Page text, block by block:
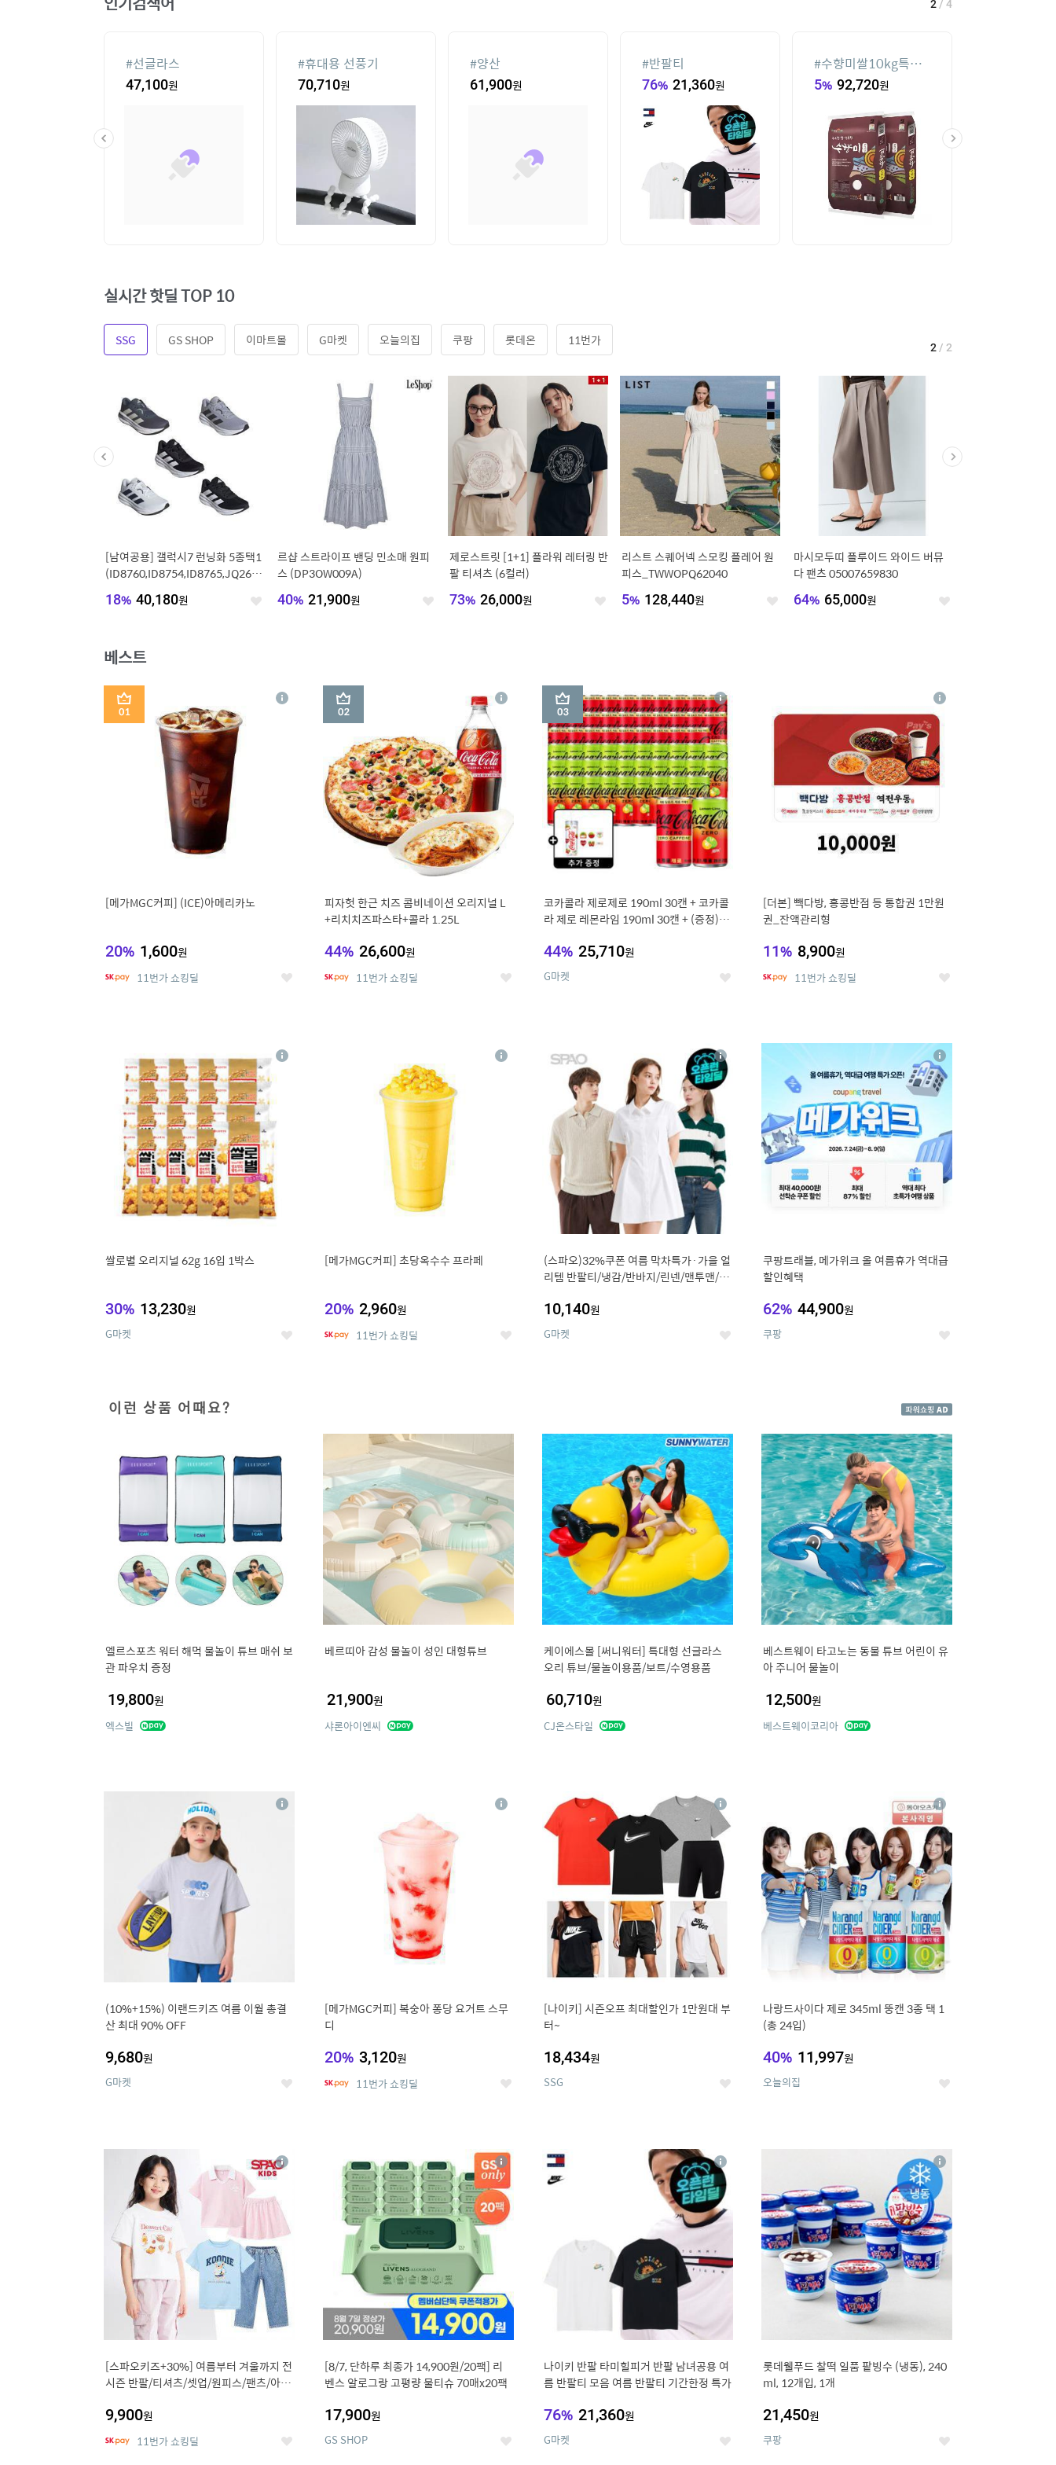
#선글라스
47,100원
#휴대용 선풍기
70,710원
#양산
61,900원
#반팔티
76% 21,360원
#수향미쌀10kg특등
급
5% 92,720원
2 / 4
실시간 핫딜 TOP 10
SSG GS SHOP 이마트몰 G마켓 오늘의집 쿠팡 롯데온 11번가
[남여공용] 갤럭시7 런닝화 5종택1
(ID8760,ID8754,ID8765,JQ262
18% 40,180원 좋
르샵 스트라이프 밴딩 민소매 원피
스 (DP3OW009A)
40% 21,900원 좋
제로스트릿 [1+1] 플라워 레터링 반
팔 티셔츠 (6컬러)
73% 26,000원 좋
리스트 스퀘어넥 스모킹 플레어 원
피스_TWWOPQ62040
5% 128,440원 좋
마시모두띠 플루이드 와이드 버뮤
다 팬츠 05007659830
64% 65,000원 좋
2 / 2
베스트
1
[메가MGC커피] (ICE)아메리카노
20% 1,600원
11번가 쇼킹딜 좋
상
2
피자헛 한근 치즈 콤비네이션 오리지널 L
+리치치즈파스타+콜라 1.25L
44% 26,600원
11번가 쇼킹딜 좋
상
3
코카콜라 제로제로 190ml 30캔 + 코카콜
라 제로 레몬라임 190ml 30캔 + (증정) 콜
44% 25,710원
G마켓 좋
상
세
[더본] 빽다방, 홍콩반점 등 통합권 1만원
권_잔액관리형
11% 8,900원
11번가 쇼킹딜 좋
상
세
쌀로별 오리지널 62g 16입 1박스
30% 13,230원
G마켓 좋
상
[메가MGC커피] 초당옥수수 프라페
20% 2,960원
11번가 쇼킹딜 좋
상
(스파오)32%쿠폰 여름 막차특가·가을 얼
리템 반팔티/냉감/반바지/린넨/맨투맨/슬
10,140원
G마켓 좋
상
세
8
쿠팡트래블, 메가위크 올 여름휴가 역대급
할인혜택
62% 44,900원
쿠팡 좋
상
세
이런 상품 어때요?
엘르스포츠 워터 해먹 물놀이 튜브 매쉬 보
관 파우치 증정
19,800원
엑스빌
베르띠아 감성 물놀이 성인 대형튜브
21,900원
샤론아이엔씨
케이에스몰 [써니워터] 특대형 선글라스
오리 튜브/물놀이용품/보트/수영용품
60,710원
CJ온스타일
베스트웨이 타고노는 동물 튜브 어린이 유
아 주니어 물놀이
12,500원
베스트웨이코리아
(10%+15%) 이랜드키즈 여름 이월 총결
산 최대 90% OFF
9,680원
G마켓 좋
상
[메가MGC커피] 복숭아 퐁당 요거트 스무
디
20% 3,120원
11번가 쇼킹딜 좋
상
11
[나이키] 시즌오프 최대할인가 1만원대 부
터~
18,434원
SSG 좋
상
세
나랑드사이다 제로 345ml 뚱캔 3종 택 1
(총 24입)
40% 11,997원
오늘의집 좋
상
세
13
[스파오키즈+30%] 여름부터 겨울까지 전
시즌 반팔/티셔츠/셋업/원피스/팬츠/아우
9,900원
11번가 쇼킹딜 좋
상
[8/7, 단하루 최종가 14,900원/20팩] 리
벤스 알로그랑 고평량 물티슈 70매x20팩
17,900원
GS SHOP 좋
상
세
15
나이키 반팔 타미힐피거 반팔 남녀공용 여
름 반팔티 모음 여름 반팔티 기간한정 특가
76% 21,360원
G마켓 좋
상
세
롯데웰푸드 찰떡 일품 팥빙수 (냉동), 240
ml, 12개입, 1개
21,450원
쿠팡 좋
상
세